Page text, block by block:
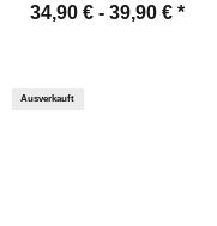
34,90 € - 39,90 € *
Ausverkauft